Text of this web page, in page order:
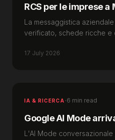
RCS per le imprese a
La messaggistica
verificato, schede ricche e
17 July 2026
IA & RICERCA ·6 min read
Google AI Mode
L'AI Mode